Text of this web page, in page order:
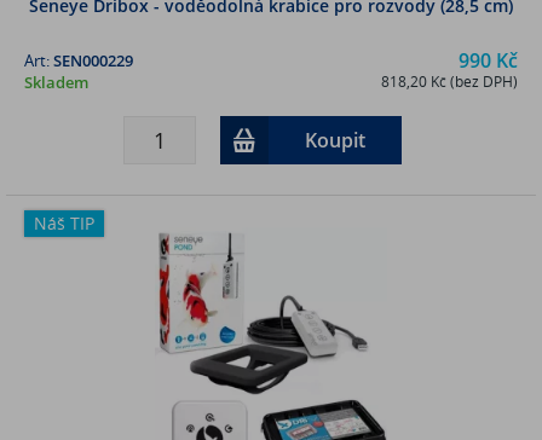
Seneye Dribox - voděodolná krabice pro rozvody (28,5 cm)
990 Kč
818,20 Kč (bez DPH)
Art:SEN000229
Skladem
Koupit
Náš TIP